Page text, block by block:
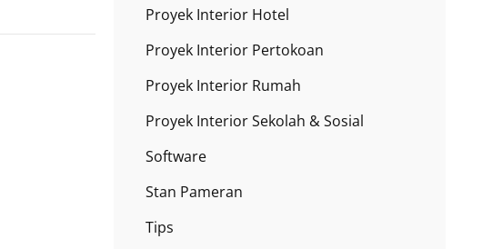
Proyek Interior Hotel
Proyek Interior Pertokoan
Proyek Interior Rumah
Proyek Interior Sekolah & Sosial
Software
Stan Pameran
Tips